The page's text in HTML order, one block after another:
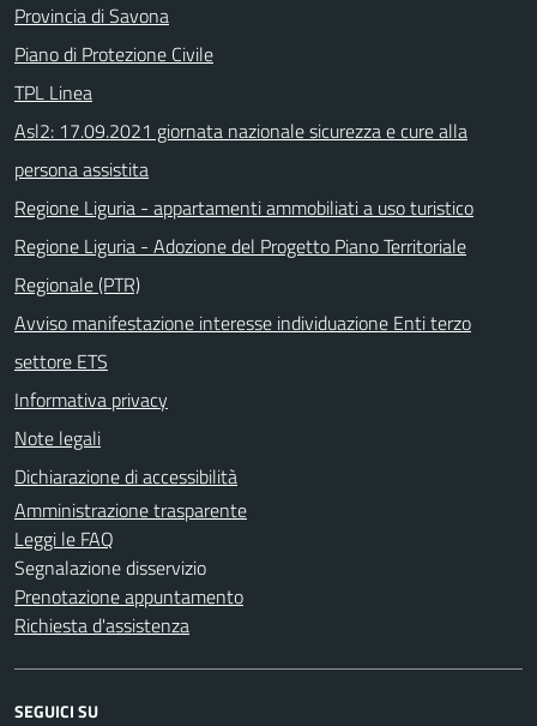
Provincia di Savona
Piano di Protezione Civile
TPL Linea
Asl2: 17.09.2021 giornata nazionale sicurezza e cure alla
persona assistita
Regione Liguria - appartamenti ammobiliati a uso turistico
Regione Liguria - Adozione del Progetto Piano Territoriale
Regionale (PTR)
Avviso manifestazione interesse individuazione Enti terzo
settore ETS
Informativa privacy
Note legali
Dichiarazione di accessibilità
Amministrazione trasparente
Leggi le FAQ
Segnalazione disservizio
Prenotazione appuntamento
Richiesta d'assistenza
SEGUICI SU